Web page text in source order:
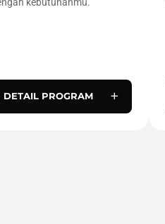
DETAIL PROGRAM +